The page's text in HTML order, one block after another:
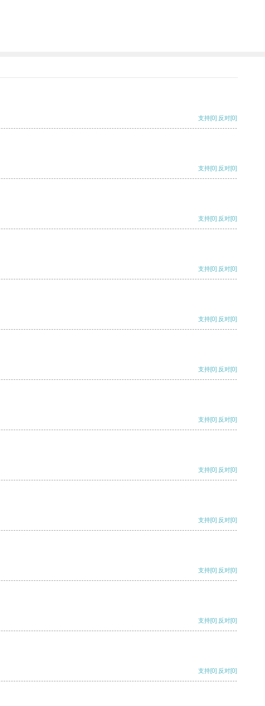
支持[0] 反对[0]
支持[0] 反对[0]
支持[0] 反对[0]
支持[0] 反对[0]
支持[0] 反对[0]
支持[0] 反对[0]
支持[0] 反对[0]
支持[0] 反对[0]
支持[0] 反对[0]
支持[0] 反对[0]
支持[0] 反对[0]
支持[0] 反对[0]